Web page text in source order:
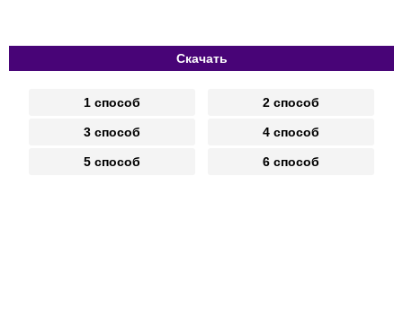
Скачать
1 способ 2 способ
3 способ 4 способ
5 способ 6 способ